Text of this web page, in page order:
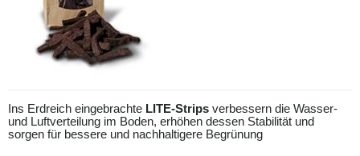
Ins Erdreich eingebrachte LITE-Strips verbessern die Wasser-
und Luftverteilung im Boden, erhöhen dessen Stabilität und
sorgen für bessere und nachhaltigere Begrünung